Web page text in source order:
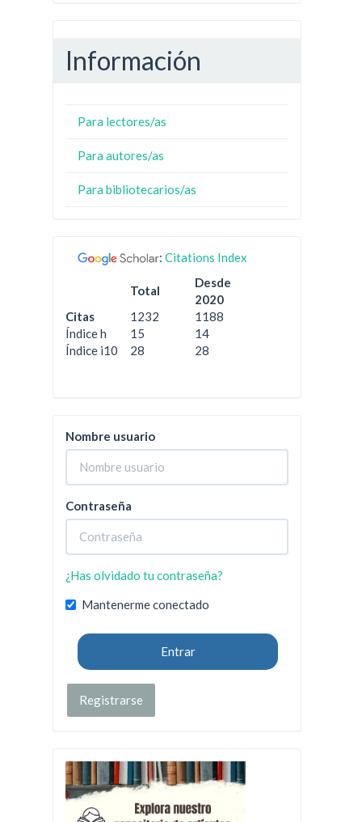
Información
Para lectores/as
Para autores/as
Para bibliotecarios/as
: Citations Index
Total
Desde
2020
Citas
1232
1188
Índice h
15
14
Índice i10
28 28
Nombre usuario
Contraseña
¿Has olvidado tu contraseña?
Mantenerme conectado
Entrar
Registrarse